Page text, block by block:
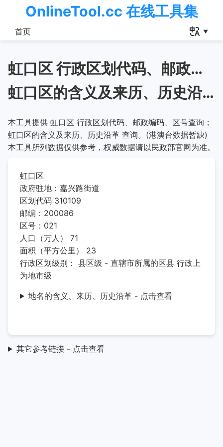
OnlineTool.cc 在线工具集
首页
虹口区 行政区划代码、邮政编码、区号查询
虹口区的含义及来历、历史沿革
本工具提供 虹口区 行政区划代码、邮政编码、区号查询；
虹口区的含义及来历、历史沿革 查询。(港澳台数据暂缺)
本工具所列数据仅供参考，权威数据请以民政部官网为准。
虹口区
政府驻地：嘉兴路街道
区划代码 310109
邮编：200086
区号：021
人口（万人） 71
面积（平方公里） 23
行政区划级别： 县区级 - 直辖市所属的区县 行政上
为地市级
地名的含义、来历、历史沿革 - 点击查看
其它参考链接 - 点击查看